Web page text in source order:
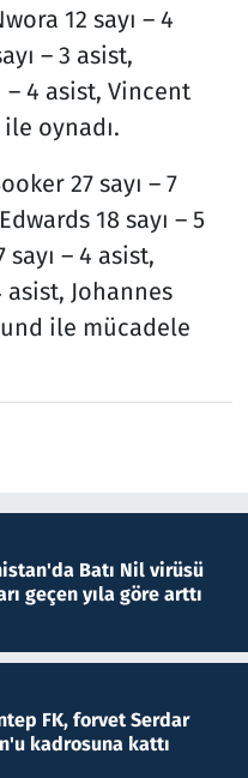
12 sayı – 4
– 3 asist,
– 4 asist, Vincent
oynadı.
27 sayı – 7
18 sayı – 5
– 4 asist,
asist, Johannes
ile mücadele
Batı Nil virüsü
geçen yıla göre arttı
FK, forvet Serdar
kadrosuna kattı